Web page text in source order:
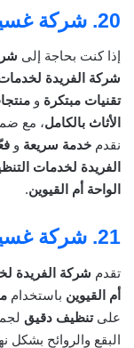
20. شركة
إذا كنت بحاجة إلى
شركة الفريدة
تقنيات مبتكرة و
الأثاث بالكامل، مع
نقدم خدمة سريعة و
الفريدة لخدمات
الواحة أم القيوين.
21. شركة
تقدم شركة الفريدة
أم القيوين باستخدام
علىتنظيف دقيق
البقع والروائح